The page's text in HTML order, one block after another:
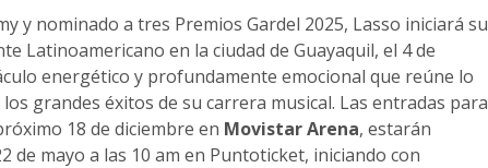
y nominado a tres Premios Gardel 2025, Lasso iniciará su
Latinoamericano en la ciudad de Guayaquil, el 4 de
energético y profundamente emocional que reúne lo
grandes éxitos de su carrera musical. Las entradas para
18 de diciembre en Movistar Arena, estarán
de mayo a las 10 am en Puntoticket, iniciando con